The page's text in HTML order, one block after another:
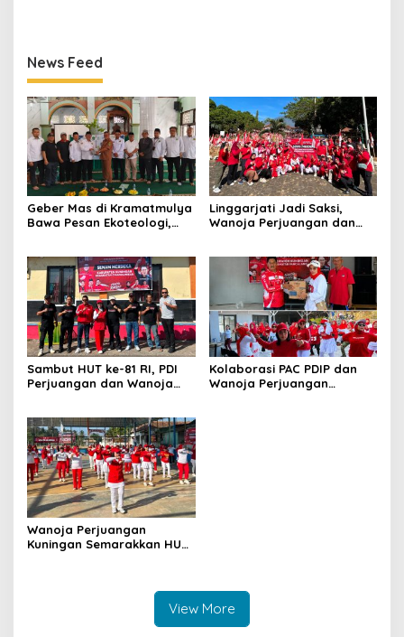
News Feed
Geber Mas di Kramatmulya
Bawa Pesan Ekoteologi,
Linggarjati Jadi Saksi,
Wanoja Perjuangan dan
Sambut HUT ke-81 RI, PDI
Perjuangan dan Wanoja
Karang Taruna
Kolaborasi PAC PDIP dan
Wanoja Perjuangan
Wanoja Perjuangan
Kuningan Semarakkan HUT
View More